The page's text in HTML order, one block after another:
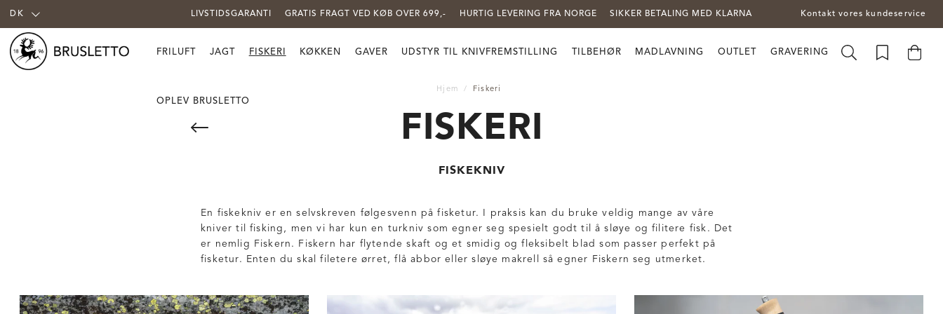
DK LIVSTIDSGARANTI GRATIS FRAGT VED KØB OVER 699,- HURTIG LEVERING FRA NORGE SIKKER BETALING MED KLARNA Kontakt vores kundeservice
FRILUFT JAGT FISKERI KØKKEN GAVER UDSTYR TIL KNIVFREMSTILLING TILBEHØR MADLAVNING OUTLET GRAVERING
OPLEV BRUSLETTO
Hjem Fiskeri
FISKERI
FISKEKNIV
En fiskekniv er en selvskreven følgesvenn på fisketur. I praksis kan du bruke veldig mange av våre
kniver til fisking, men vi har kun en turkniv som egner seg spesielt godt til å sløye og filitere fisk. Det
er nemlig Fiskern. Fiskern har flytende skaft og et smidig og fleksibelt blad som passer perfekt på
fisketur. Enten du skal filetere ørret, flå abbor eller sløye makrell så egner Fiskern seg utmerket.